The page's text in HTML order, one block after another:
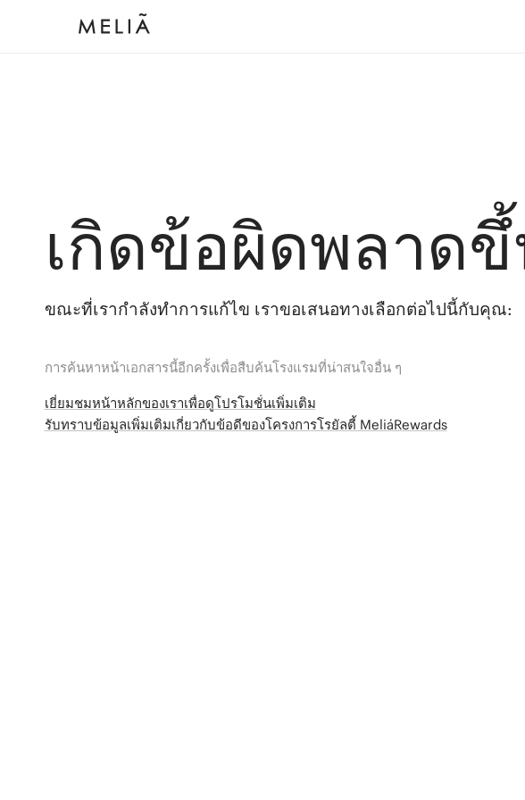
เกิดข้อผิดพลาด
ขณะที่เรากำลังทำการแก้ไข เราขอเสนอทางเลือกต่อไปนี้กับคุณ:
การค้นหาหน้าเอกสารนี้อีกครั้งเพื่อสืบค้นโรงแรมที่น่าสนใจอื่น ๆ
เยี่ยมชมหน้าหลักของเราเพื่อดูโปรโมชั่นเพิ่มเติม
รับทราบข้อมูลเพิ่มเติมเกี่ยวกับข้อดีของโครงการโรยัลตี้ MeliáRewards